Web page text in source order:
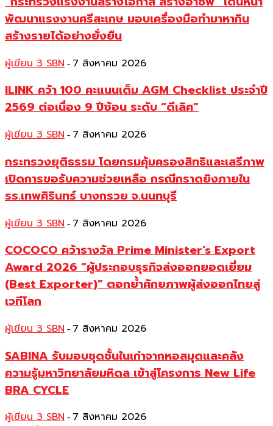
พัฒนาแรงงานศรีสะเกษ มอบเครื่องมือทำมาหากิน
สร้างรายได้อย่างยั่งยืน
ผู้เขียน 3 SBN - 7 สิงหาคม 2026
ILINK คว้า 100 คะแนนเต็ม AGM Checklist ประจำปี
2569 ต่อเนื่อง 9 ปีซ้อน ระดับ “ดีเลิศ”
ผู้เขียน 3 SBN - 7 สิงหาคม 2026
กระทรวงยุติธรรม โดยกรมคุ้มครองสิทธิและเสรีภาพ
เปิดการขอรับความช่วยเหลือ กรณีกราดยิงภายใน
รร.เทพศิรินทร์ บางกรวย จ.นนทบุรี
ผู้เขียน 3 SBN - 7 สิงหาคม 2026
COCOCO คว้ารางวัล Prime Minister’s Export
Award 2026 “ผู้ประกอบธุรกิจส่งออกยอดเยี่ยม
(Best Exporter)” ตอกย้ำศักยภาพผู้ส่งออกไทยสู่
เวทีโลก
ผู้เขียน 3 SBN - 7 สิงหาคม 2026
SABINA รับมอบชุดชั้นในเก่าจากหอสมุดและคลัง
ความรู้มหาวิทยาลัยมหิดล เข้าสู่โครงการ New Life
BRA CYCLE
ผู้เขียน 3 SBN - 7 สิงหาคม 2026